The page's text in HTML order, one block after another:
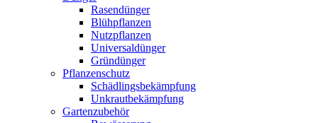
Rasendünger
Blühpflanzen
Nutzpflanzen
Universaldünger
Gründünger
Pflanzenschutz
Schädlingsbekämpfung
Unkrautbekämpfung
Gartenzubehör